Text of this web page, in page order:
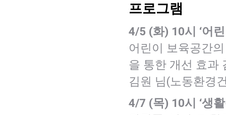
프로그램
4/5 (화) 10시 ‘어린
어린이 보육공간
을 통한 개선 효과
김원 님(노동환경
4/7 (목) 10시 ‘생활